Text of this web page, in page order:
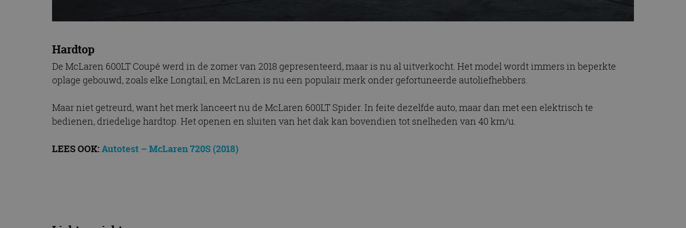
Hardtop
De McLaren 600LT Coupé werd in de zomer van 2018 gepresenteerd, maar is nu al uitverkocht. Het model wordt immers in beperkte
oplage gebouwd, zoals elke Longtail, en McLaren is nu een populair merk onder gefortuneerde autoliefhebbers.
Maar niet getreurd, want het merk lanceert nu de McLaren 600LT Spider. In feite dezelfde auto, maar dan met een elektrisch te
bedienen, driedelige hardtop. Het openen en sluiten van het dak kan bovendien tot snelheden van 40 km/u.
LEES OOK:Autotest – McLaren 720S (2018)